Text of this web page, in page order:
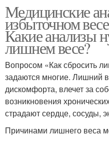
Медицинские
избыточном
Какие анализы
лишнем весе?
Вопросом «Как сбросить
задаются многие. Лишний
дискомфорта, влечет за
возникновения
страдают сердце, сосуды,
Причинами лишнего веса